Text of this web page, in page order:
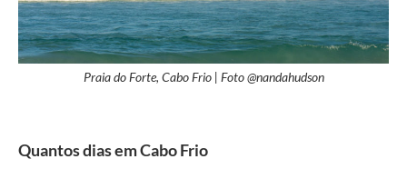
Praia do Forte, Cabo Frio | Foto @nandahudson
Quantos dias em Cabo Frio